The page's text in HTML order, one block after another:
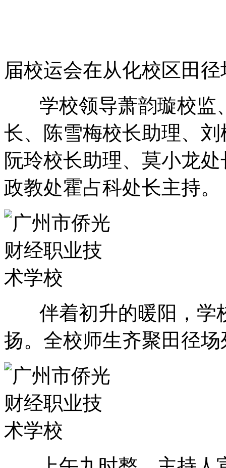
届校运会在从化校区田
学校领导萧韵璇校监
长、陈雪梅校长助理、
阮玲校长助理、莫小龙
政教处霍占科处长主持。
伴着初升的暖阳，学
扬。全校师生齐聚田径